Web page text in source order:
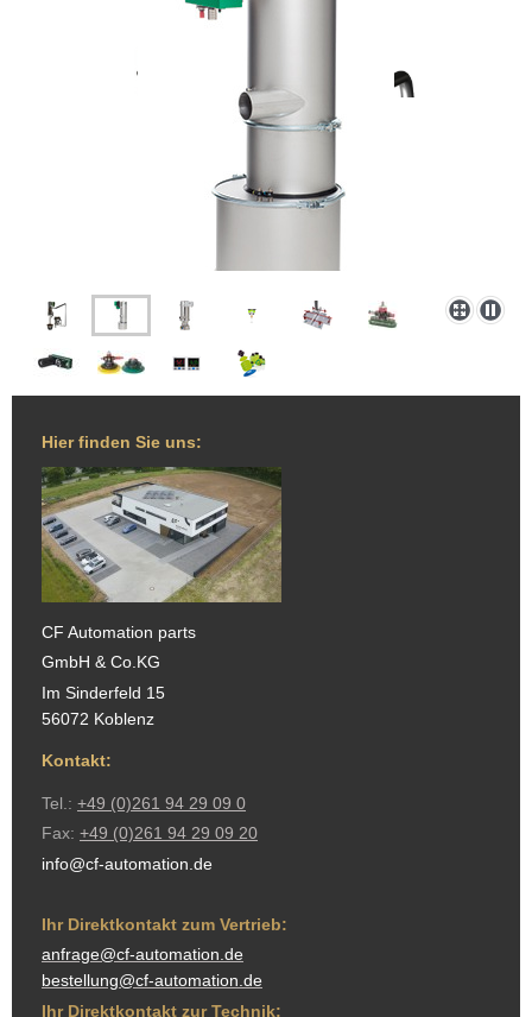
Hier finden Sie uns:
CF Automation parts
GmbH & Co.KG
Im Sinderfeld 15
56072 Koblenz
Kontakt:
Tel.: +49 (0)261 94 29 09 0
Fax: +49 (0)261 94 29 09 20
info@cf-automation.de
Ihr Direktkontakt zum Vertrieb:
anfrage@cf-automation.de
bestellung@cf-automation.de
Ihr Direktkontakt zur Technik: